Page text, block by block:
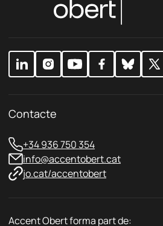
Contacte
+34 936 750 354
info@accentobert.cat
jo.cat/accentobert
Accent Obert forma part de: